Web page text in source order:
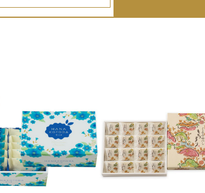
福どら 5個入
1,242円
花ことば 6個入